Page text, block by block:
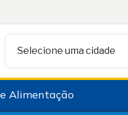
Selecione uma cidade
Alimentação